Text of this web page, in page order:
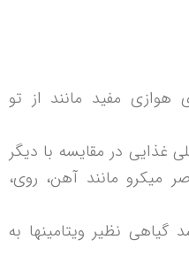
هوازی مفید مانند از تو
غذایی در مقایسه با دیگر
میکرو مانند آهن، روی،
گیاهی نظیر ویتامینها به